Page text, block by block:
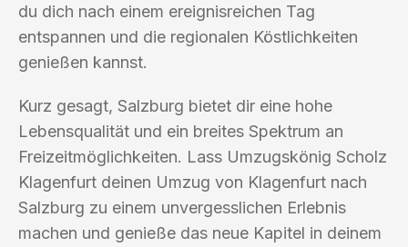
du dich nach einem ereignisreichen Tag
entspannen und die regionalen Köstlichkeiten
genießen kannst.
Kurz gesagt, Salzburg bietet dir eine hohe
Lebensqualität und ein breites Spektrum an
Freizeitmöglichkeiten. Lass Umzugskönig Scholz
Klagenfurt deinen Umzug von Klagenfurt nach
Salzburg zu einem unvergesslichen Erlebnis
machen und genieße das neue Kapitel in deinem